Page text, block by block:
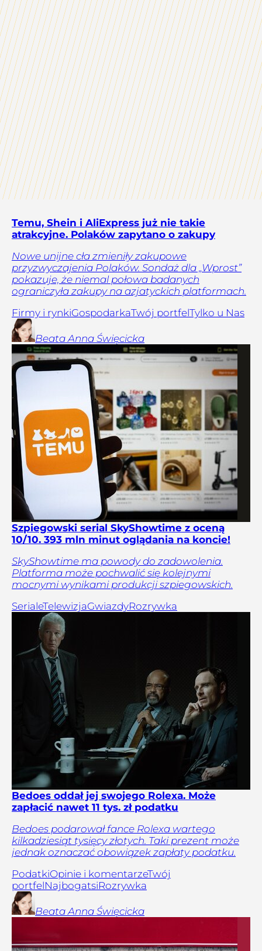
Temu, Shein i AliExpress już nie takie
atrakcyjne. Polaków zapytano o zakupy
Nowe unijne cła zmieniły zakupowe
przyzwyczajenia Polaków. Sondaż dla „Wprost”
pokazuje, że niemal połowa badanych
ograniczyła zakupy na azjatyckich platformach.
Firmy i rynkiGospodarkaTwój portfelTylko u Nas
Beata Anna Święcicka
Szpiegowski serial SkyShowtime z oceną
10/10. 393 mln minut oglądania na koncie!
SkyShowtime ma powody do zadowolenia.
Platforma może pochwalić się kolejnymi
mocnymi wynikami produkcji szpiegowskich.
SerialeTelewizjaGwiazdyRozrywka
Bedoes oddał jej swojego Rolexa. Może
zapłacić nawet 11 tys. zł podatku
Bedoes podarował fance Rolexa wartego
kilkadziesiąt tysięcy złotych. Taki prezent może
jednak oznaczać obowiązek zapłaty podatku.
PodatkiOpinie i komentarzeTwój
portfelNajbogatsiRozrywka
Beata Anna Święcicka